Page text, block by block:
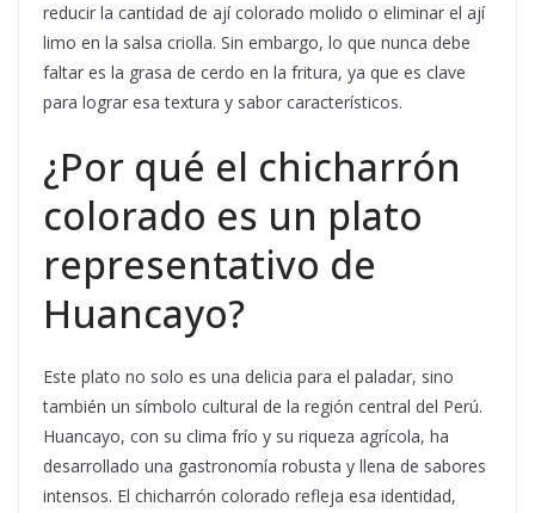
reducir la cantidad de ají colorado molido o eliminar el ají
limo en la salsa criolla. Sin embargo, lo que nunca debe
faltar es la grasa de cerdo en la fritura, ya que es clave
para lograr esa textura y sabor característicos.
¿Por qué el chicharrón
colorado es un plato
representativo de
Huancayo?
Este plato no solo es una delicia para el paladar, sino
también un símbolo cultural de la región central del Perú.
Huancayo, con su clima frío y su riqueza agrícola, ha
desarrollado una gastronomía robusta y llena de sabores
intensos. El chicharrón colorado refleja esa identidad,